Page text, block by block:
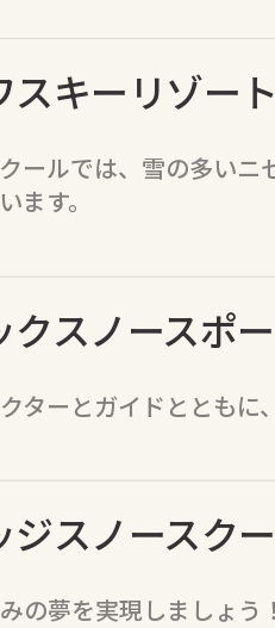
スキーリゾー
ールでは、雪の多い
ます。
スノースポ
ターとガイドとともに
スノースク
の夢を実現しましょう！